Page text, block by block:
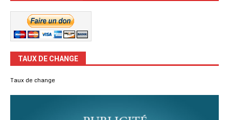
TAUX DE CHANGE
Taux de change